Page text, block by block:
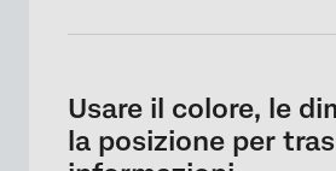
Usare il colore, le
la posizione per